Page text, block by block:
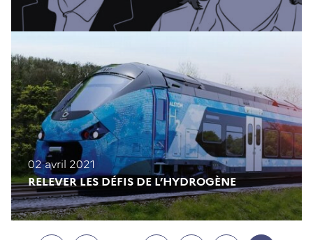
RELEVER LES DÉFIS DE L’HYDROGÈNE
02 avril 2021